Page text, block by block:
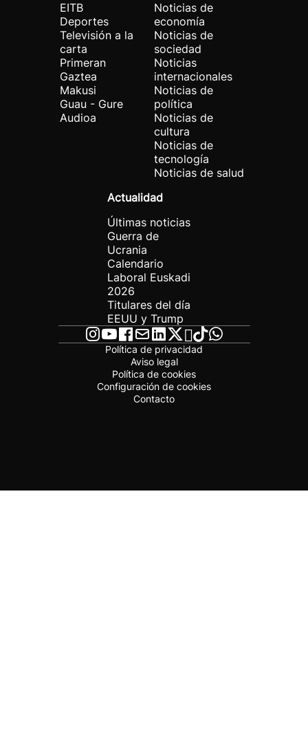
EITB
Deportes
Televisión a la
carta
Primeran
Gaztea
Makusi
Guau - Gure
Audioa
Noticias de
economía
Noticias de
sociedad
Noticias
internacionales
Noticias de
política
Noticias de
cultura
Noticias de
tecnología
Noticias de salud
Actualidad
Últimas noticias
Guerra de
Ucrania
Calendario
Laboral Euskadi
2026
Titulares del día
EEUU y Trump
Política de privacidad
Aviso legal
Política de cookies
Configuración de cookies
Contacto